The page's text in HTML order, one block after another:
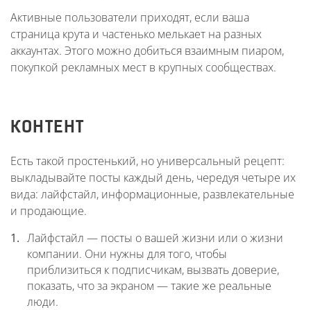
Активные пользователи приходят, если ваша
страница крута и частенько мелькает на разных
аккаунтах. Этого можно добиться взаимным пиаром,
покупкой рекламных мест в крупных сообществах.
КОНТЕНТ
Есть такой простенький, но универсальный рецепт:
выкладывайте посты каждый день, чередуя четыре их
вида: лайфстайл, информационные, развлекательные
и продающие.
Лайфстайл — посты о вашей жизни или о жизни
компании. Они нужны для того, чтобы
приблизиться к подписчикам, вызвать доверие,
показать, что за экраном — такие же реальные
люди.